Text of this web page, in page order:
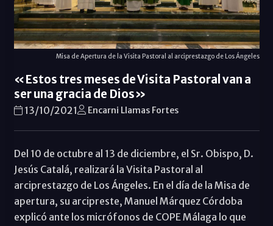
Misa de Apertura de la Visita Pastoral al arciprestazgo de Los Ángeles
«Estos tres meses de Visita Pastoral van a
ser una gracia de Dios»
13/10/2021 Encarni Llamas Fortes
Del 10 de octubre al 13 de diciembre, el Sr. Obispo, D.
Jesús Catalá, realizará la Visita Pastoral al
arciprestazgo de Los Ángeles. En el día de la Misa de
apertura, su arcipreste, Manuel Márquez Córdoba
explicó ante los micrófonos de COPE Málaga lo que